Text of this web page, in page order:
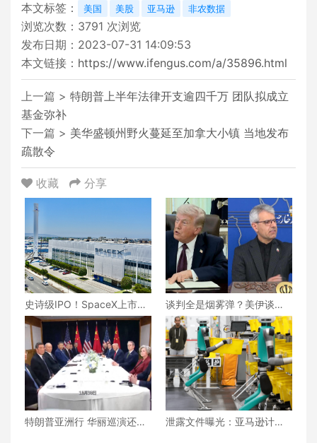
本文标签：
美国 美股 亚马逊 非农数据
浏览次数： 3791 次浏览
发布日期：2023-07-31 14:09:53
本文链接： https://www.ifengus.com/a/35896.html
上一篇 > 特朗普上半年法律开支逾四千万 团队拟成立
基金弥补
下一篇 > 美华盛顿州野火蔓延至加拿大小镇 当地发布
疏散令
收藏 分享
史诗级IPO！SpaceX上市两
日即疯狂，市值直逼2.5万亿
美元！
谈判全是烟雾弹？美伊谈判
还能继续下去吗？真相究竟
为何？
特朗普亚洲行 华丽巡演还是
泄露文件曝光：亚马逊计划